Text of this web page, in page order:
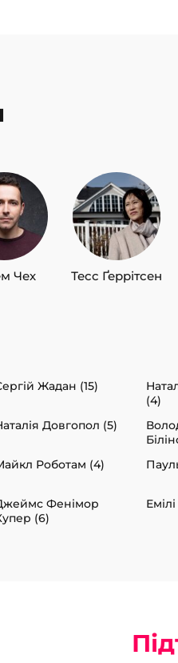
Чех Тесс Ґеррітсен
Жадан (15)
(4)
Довгопол (5)
Роботам (4)
Фенімор
(6)